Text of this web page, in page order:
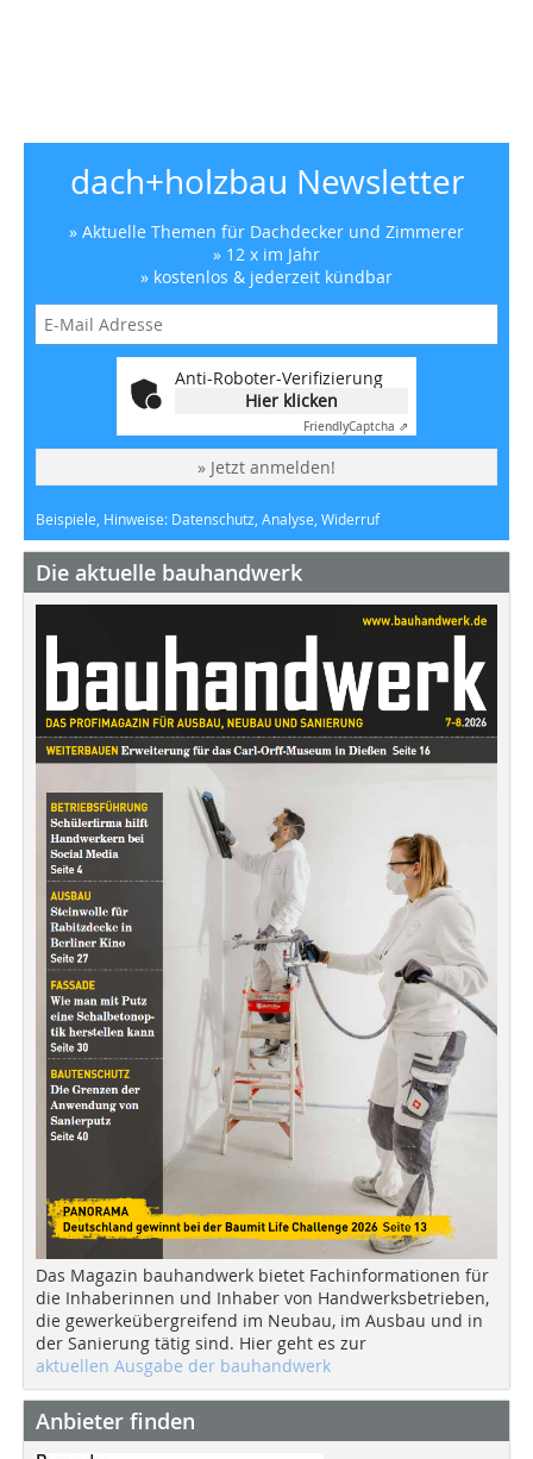
dach+holzbau Newsletter
» Aktuelle Themen für Dachdecker und Zimmerer
» 12 x im Jahr
» kostenlos & jederzeit kündbar
Anti-Roboter-Verifizierung
Hier klicken
FriendlyCaptcha ⇗
» Jetzt anmelden!
Beispiele, Hinweise: Datenschutz, Analyse, Widerruf
Die aktuelle bauhandwerk
Das Magazin bauhandwerk bietet Fachinformationen für
die Inhaberinnen und Inhaber von Handwerksbetrieben,
die gewerkeübergreifend im Neubau, im Ausbau und in
der Sanierung tätig sind. Hier geht es zur
aktuellen Ausgabe der bauhandwerk
Anbieter finden